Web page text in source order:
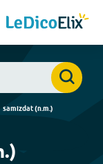
samizdat(n.m.)